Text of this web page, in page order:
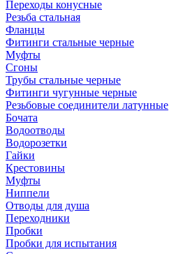
Переходы конусные
Резьба стальная
Фланцы
Фитинги стальные черные
Муфты
Сгоны
Трубы стальные черные
Фитинги чугунные черные
Резьбовые соединители латунные
Бочата
Водоотводы
Водорозетки
Гайки
Крестовины
Муфты
Ниппели
Отводы для душа
Переходники
Пробки
Пробки для испытания